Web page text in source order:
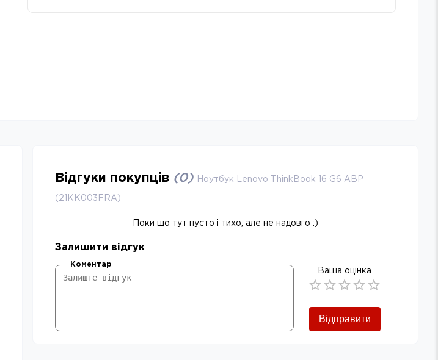
Відгуки покупців (0) Ноутбук Lenovo ThinkBook 16 G6 ABP
(21KK003FRA)
Поки що тут пусто і тихо, але не надовго :)
Залишити відгук
Коментар
Ваша оцінка
Відправити